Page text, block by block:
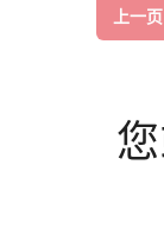
上一页